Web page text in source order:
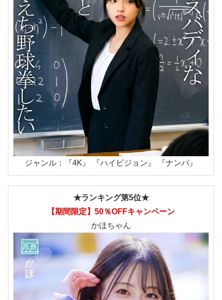
ジャンル：『4K』 『ハイビジョン』 『ナンパ』
★ランキング第5位★
【期間限定】50％OFFキャンペーン
かほちゃん